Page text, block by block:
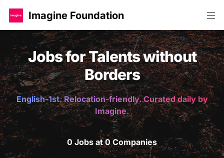
Imagine Foundation
Jobs for Talents without
Borders
English-1st. Relocation-friendly. Curated daily by
Imagine.
0 Jobs at 0 Companies